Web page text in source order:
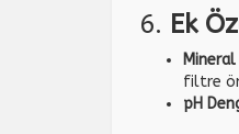
6. Ek
filtre
pH